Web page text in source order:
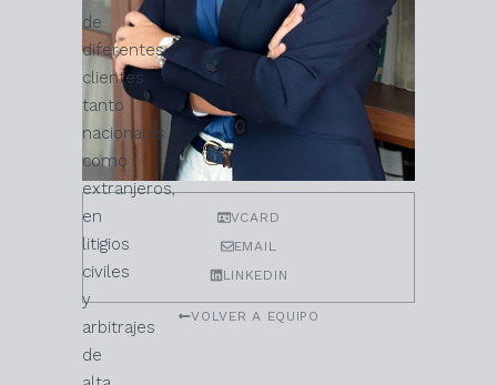
VCARD
EMAIL
LINKEDIN
VOLVER A EQUIPO
de
diferentes
clientes
tanto
nacionales
como
extranjeros,
en
litigios
civiles
y
arbitrajes
de